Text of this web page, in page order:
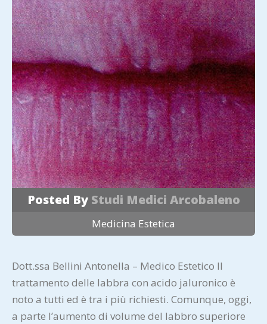
Posted By Studi Medici Arcobaleno
Medicina Estetica
Dott.ssa Bellini Antonella – Medico Estetico Il
trattamento delle labbra con acido jaluronico è
noto a tutti ed è tra i più richiesti. Comunque, oggi,
a parte l’aumento di volume del labbro superiore